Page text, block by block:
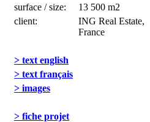
surface / size:
13 500 m2
client:
ING Real Estate,
France
> text english
> text français
> images
> fiche projet